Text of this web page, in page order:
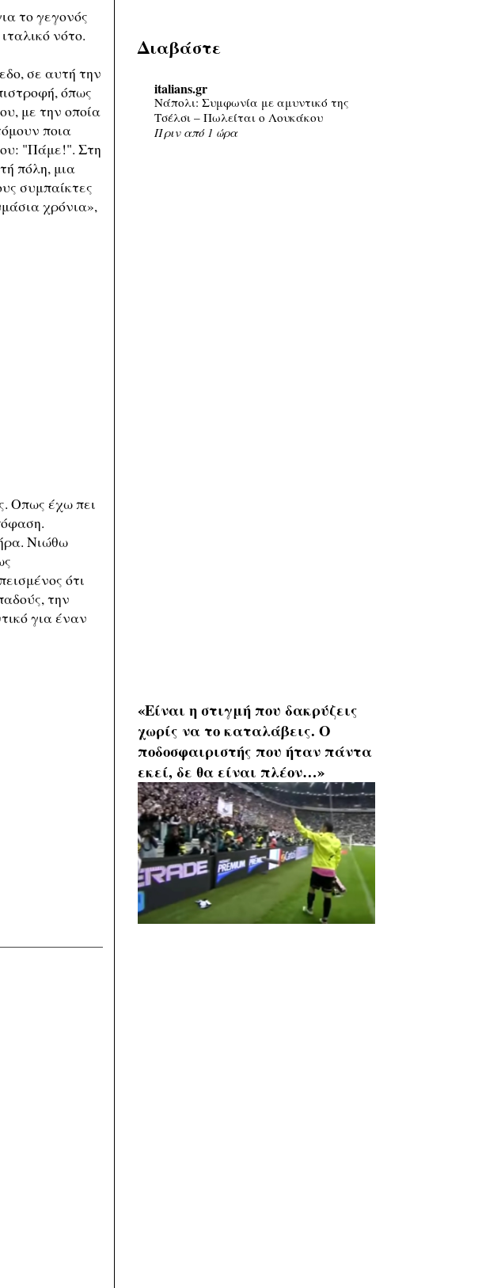
το γεγονός
νότο.
σε αυτή την
όπως
με την οποία
ποια
"Πάμε!". Στη
πόλη, μια
συμπαίκτες
χρόνια»,
Οπως έχω πει
Νιώθω
ότι
την
για έναν
Διαβάστε
italians.gr
Νάπολι: Συμφωνία με αμυντικό της
Τσέλσι – Πωλείται ο Λουκάκου
Πριν από 1 ώρα
«Είναι η στιγμή που δακρύζεις
χωρίς να το καταλάβεις. Ο
ποδοσφαιριστής που ήταν πάντα
εκεί, δε θα είναι πλέον…»